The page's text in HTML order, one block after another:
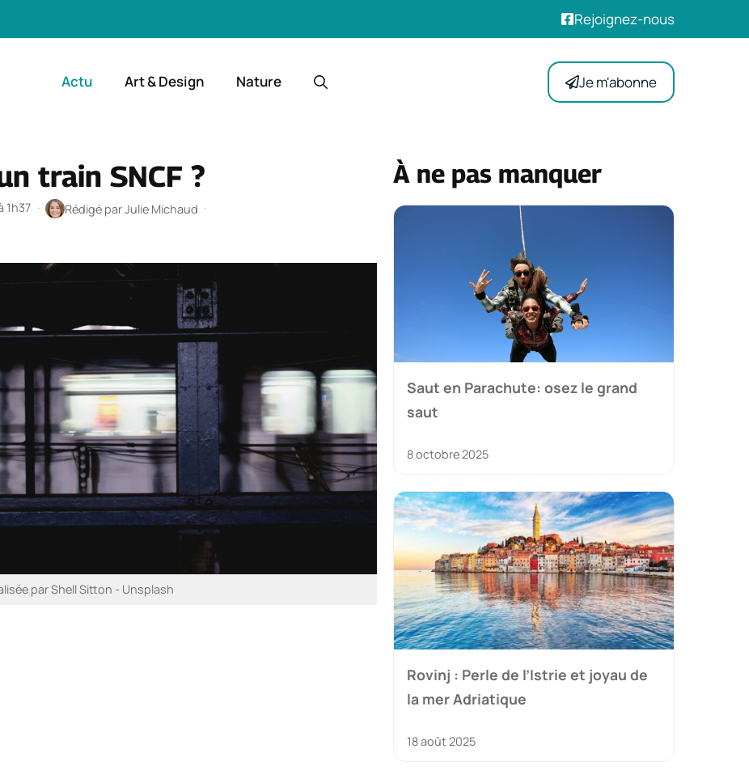
Rejoignez-nous
Actu Art & Design Nature Je m'abonne
train SNCF ?
1h37 · Rédigé parJulie Michaud ·
par Shell Sitton - Unsplash
À ne pas manquer
Saut en Parachute: osez le grand
saut
8 octobre 2025
Rovinj : Perle de l’Istrie et joyau de
la mer Adriatique
18 août 2025